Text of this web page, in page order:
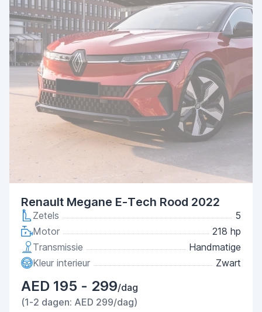
Renault Megane E-Tech Rood 2022
Zetels
5
Motor
218 hp
Transmissie
Handmatige
Kleur interieur
Zwart
AED 195 - 299/dag
(1-2 dagen: AED 299/dag)